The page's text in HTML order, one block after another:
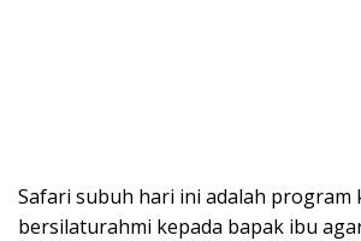
Safari subuh hari ini adalah program
bersilaturahmi kepada bapak ibu